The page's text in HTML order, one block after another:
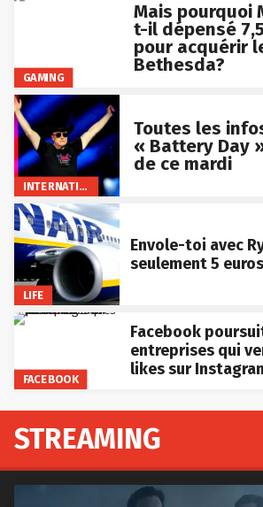
GAMING
Mais pourquoi
t-il dépensé
pour acquérir
Bethesda?
INTERNATIONAL
Toutes les
« Battery Day
de ce mardi
LIFE
Envole-toi avec
seulement 5 euros
FACEBOOK
Facebook
entreprises qui
likes sur
STREAMING